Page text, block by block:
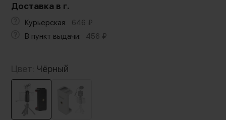
Доставка в г.
Курьерская: 646 ₽
В пункт выдачи:
456 ₽
Цвет: Чёрный